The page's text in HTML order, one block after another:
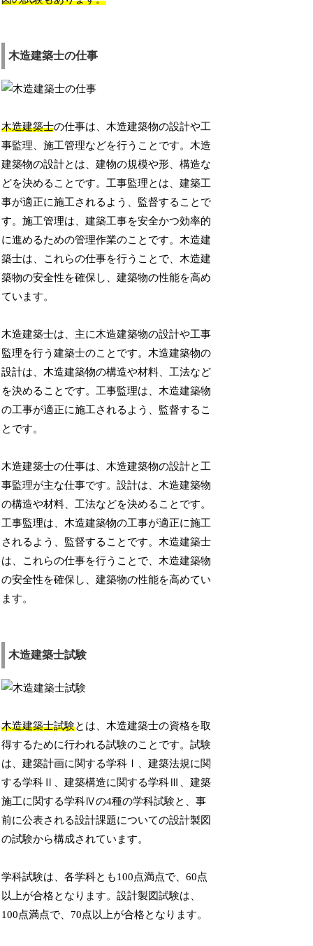
木造建築士の仕事
木造建築士の仕事は、木造建築物の設計や工
事監理、施工管理などを行うことです。木造
建築物の設計とは、建物の規模や形、構造な
どを決めることです。工事監理とは、建築工
事が適正に施工されるよう、監督することで
す。施工管理は、建築工事を安全かつ効率的
に進めるための管理作業のことです。木造建
築士は、これらの仕事を行うことで、木造建
築物の安全性を確保し、建築物の性能を高め
ています。
木造建築士は、主に木造建築物の設計や工事
監理を行う建築士のことです。木造建築物の
設計は、木造建築物の構造や材料、工法など
を決めることです。工事監理は、木造建築物
の工事が適正に施工されるよう、監督するこ
とです。
木造建築士の仕事は、木造建築物の設計と工
事監理が主な仕事です。設計は、木造建築物
の構造や材料、工法などを決めることです。
工事監理は、木造建築物の工事が適正に施工
されるよう、監督することです。木造建築士
は、これらの仕事を行うことで、木造建築物
の安全性を確保し、建築物の性能を高めてい
ます。
木造建築士試験
木造建築士試験とは、木造建築士の資格を取
得するために行われる試験のことです。試験
は、建築計画に関する学科Ⅰ、建築法規に関
する学科Ⅱ、建築構造に関する学科Ⅲ、建築
施工に関する学科Ⅳの4種の学科試験と、事
前に公表される設計課題についての設計製図
の試験から構成されています。
学科試験は、各学科とも100点満点で、60点
以上が合格となります。設計製図試験は、
100点満点で、70点以上が合格となります。